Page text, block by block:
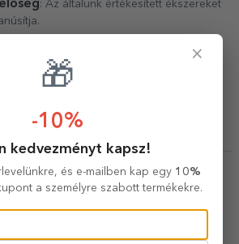
: Az általunk értékesített ékszereket
szabott ékszerek
Tavaszi ajándékok
március 8-án
anyák napjára és március 8-ára
×
🎁
-10%
kedvezményt kapsz!
és e-mailben kap egy 10%
a személyre szabott termékekre.